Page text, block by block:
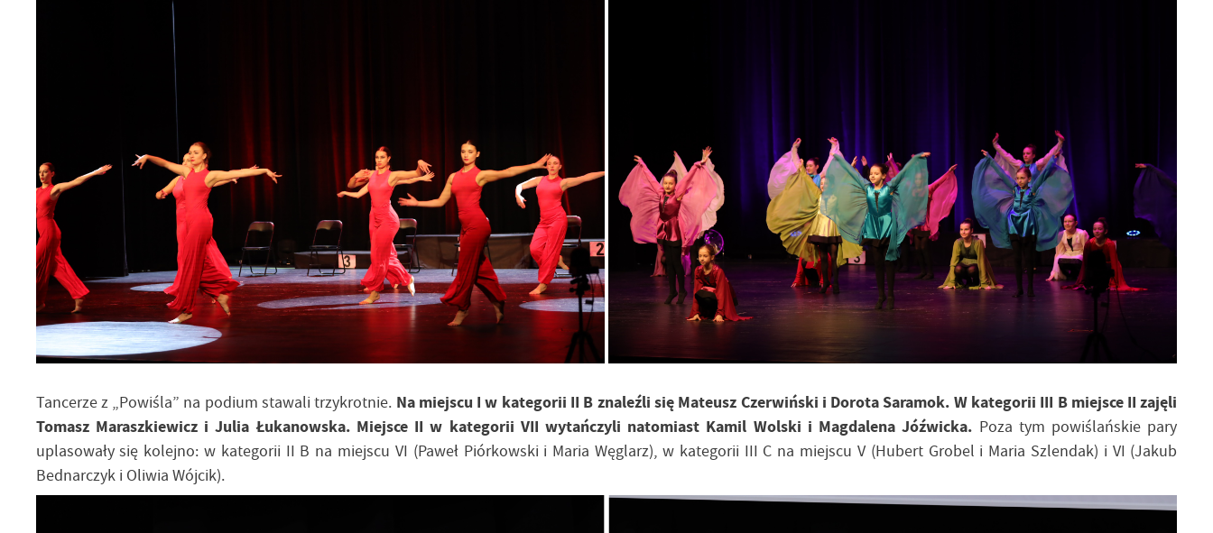
Tancerze z „Powiśla” na podium stawali trzykrotnie. Na miejscu I w kategorii II B znaleźli się Mateusz Czerwiński i Dorota Saramok. W kategorii III B miejsce II zajęli
Tomasz Maraszkiewicz i Julia Łukanowska. Miejsce II w kategorii VII wytańczyli natomiast Kamil Wolski i Magdalena Jóźwicka. Poza tym powiślańskie pary
uplasowały się kolejno: w kategorii II B na miejscu VI (Paweł Piórkowski i Maria Węglarz), w kategorii III C na miejscu V (Hubert Grobel i Maria Szlendak) i VI (Jakub
Bednarczyk i Oliwia Wójcik).